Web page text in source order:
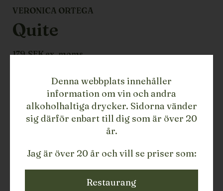
VERONICA ORTEGA
Quite
179 SEK ex. moms
LÄGG TILL
LAGERSALDO
Rött vin
REGION Bierzo
Denna webbplats innehåller
information om vin och andra
alkoholhaltiga drycker. Sidorna vänder
sig därför enbart till dig som är över 20
år.
Jag är över 20 år och vill se priser som:
Restaurang